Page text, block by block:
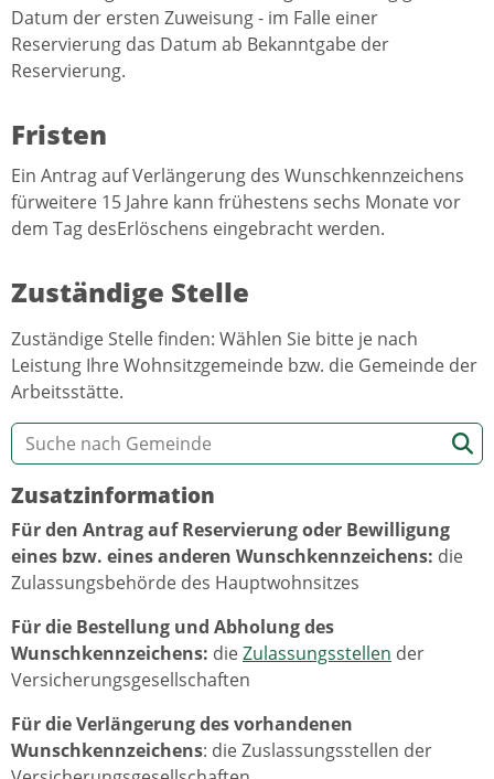
Datum der ersten Zuweisung - im Falle einer
Reservierung das Datum ab Bekanntgabe der
Reservierung.
Fristen
Ein Antrag auf Verlängerung des Wunschkennzeichens
fürweitere 15 Jahre kann frühestens sechs Monate vor
dem Tag desErlöschens eingebracht werden.
Zuständige Stelle
Zuständige Stelle finden: Wählen Sie bitte je nach
Leistung Ihre Wohnsitzgemeinde bzw. die Gemeinde der
Arbeitsstätte.
Zusatzinformation
Für den Antrag auf Reservierung oder Bewilligung
eines bzw. eines anderen Wunschkennzeichens: die
Zulassungsbehörde des Hauptwohnsitzes
Für die Bestellung und Abholung des
Wunschkennzeichens: dieZulassungsstellen der
Versicherungsgesellschaften
Für die Verlängerung des vorhandenen
Wunschkennzeichens: die Zuslassungsstellen der